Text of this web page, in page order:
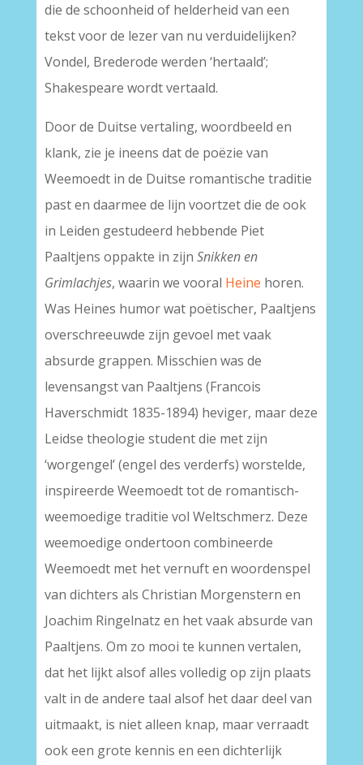
die de schoonheid of helderheid van een
tekst voor de lezer van nu verduidelijken?
Vondel, Brederode werden ‘hertaald’;
Shakespeare wordt vertaald.
Door de Duitse vertaling, woordbeeld en
klank, zie je ineens dat de poëzie van
Weemoedt in de Duitse romantische traditie
past en daarmee de lijn voortzet die de ook
in Leiden gestudeerd hebbende Piet
Paaltjens oppakte in zijn Snikken en
Grimlachjes, waarin we vooral Heine horen.
Was Heines humor wat poëtischer, Paaltjens
overschreeuwde zijn gevoel met vaak
absurde grappen. Misschien was de
levensangst van Paaltjens (Francois
Haverschmidt 1835-1894) heviger, maar deze
Leidse theologie student die met zijn
‘worgengel’ (engel des verderfs) worstelde,
inspireerde Weemoedt tot de romantisch-
weemoedige traditie vol Weltschmerz. Deze
weemoedige ondertoon combineerde
Weemoedt met het vernuft en woordenspel
van dichters als Christian Morgenstern en
Joachim Ringelnatz en het vaak absurde van
Paaltjens. Om zo mooi te kunnen vertalen,
dat het lijkt alsof alles volledig op zijn plaats
valt in de andere taal alsof het daar deel van
uitmaakt, is niet alleen knap, maar verraadt
ook een grote kennis en een dichterlijk